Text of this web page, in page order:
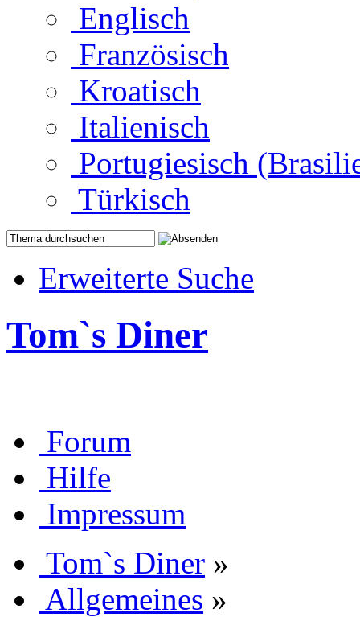
Englisch
Französisch
Kroatisch
Italienisch
Portugiesisch
Türkisch
Erweiterte Suche
Tom`s Diner
Forum
Hilfe
Impressum
Tom`s Diner »
Allgemeines »